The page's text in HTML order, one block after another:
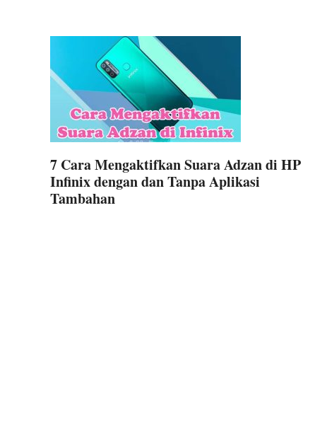
7 Cara Mengaktifkan Suara Adzan di HP
Infinix dengan dan Tanpa Aplikasi
Tambahan